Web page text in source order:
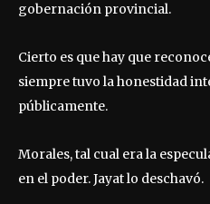
gobernación provincial.
Cierto es que hay que
siempre tuvo la honestidad
públicamente.
Morales, tal cual era la
en el poder. Jayat lo deschavó.